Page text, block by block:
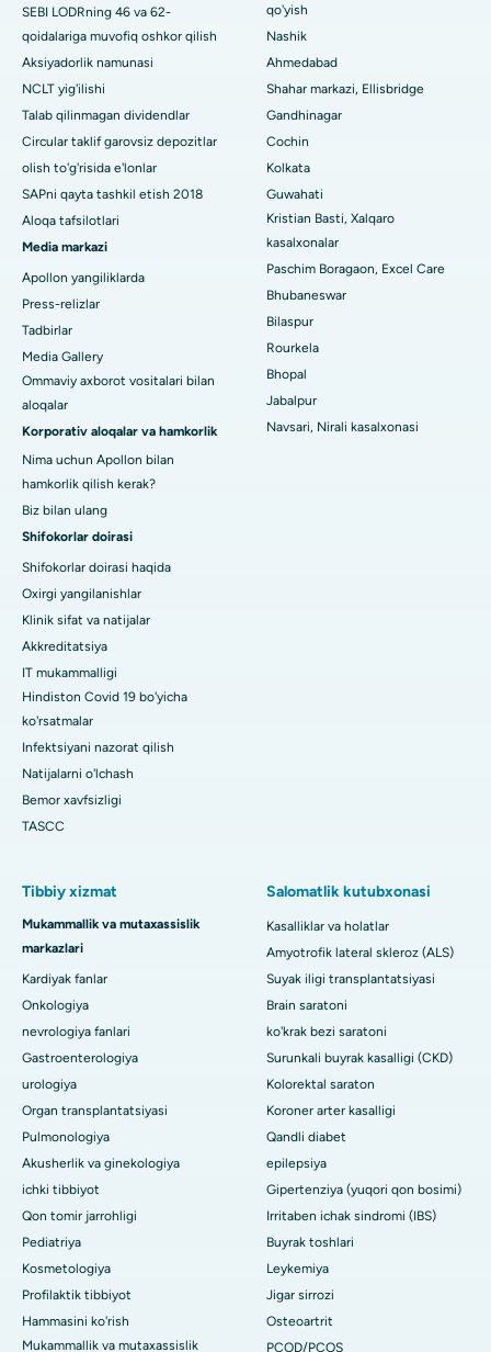
Seshadripuramdagi eng yaxshi kasalxona, Bangalor
Waltair Main Road, Visakhapatnamdagi eng yaxshi shifoxona
Subhash Nagar yo'lidagi eng yaxshi kasalxona, Karimnagar
Managari, Karaikudi shahridagi eng yaxshi shifoxona
Arepally, Warangaldagi eng yaxshi shifoxona
Arera koloniyasidagi eng yaxshi kasalxona, Bhopal
Jayanagar, Bangalordagi eng yaxshi kasalxona
KK Nagar, Madurai shahridagi eng yaxshi shifoxona
Ramji Nagardagi eng yaxshi kasalxona, Nellore
19-sektordagi eng yaxshi shifoxona, Rourkela
Swargate, Pune shahridagi eng yaxshi shifoxona
Janubiy Dehlidagi eng yaxshi ayollar saraton kasalxonasi
SEBI LODRning 46 va 62-
qoidalariga muvofiq oshkor qilish
Aksiyadorlik namunasi
NCLT yig'ilishi
Talab qilinmagan dividendlar
Circular taklif garovsiz depozitlar
olish to'g'risida e'lonlar
SAPni qayta tashkil etish 2018
Aloqa tafsilotlari
Media markazi
Apollon yangiliklarda
Press-relizlar
Tadbirlar
Media Gallery
Ommaviy axborot vositalari bilan
aloqalar
Korporativ aloqalar va hamkorlik
Nima uchun Apollon bilan
hamkorlik qilish kerak?
Biz bilan ulang
Shifokorlar doirasi
Shifokorlar doirasi haqida
Oxirgi yangilanishlar
Klinik sifat va natijalar
Akkreditatsiya
IT mukammalligi
Hindiston Covid 19 bo'yicha
ko'rsatmalar
Infektsiyani nazorat qilish
Natijalarni o'lchash
Bemor xavfsizligi
TASCC
qo'yish
Nashik
Ahmedabad
Shahar markazi, Ellisbridge
Gandhinagar
Cochin
Kolkata
Guwahati
Kristian Basti, Xalqaro
kasalxonalar
Paschim Boragaon, Excel Care
Bhubaneswar
Bilaspur
Rourkela
Bhopal
Jabalpur
Navsari, Nirali kasalxonasi
Tibbiy xizmat
Mukammallik va mutaxassislik
markazlari
Kardiyak fanlar
Onkologiya
nevrologiya fanlari
Gastroenterologiya
urologiya
Organ transplantatsiyasi
Pulmonologiya
Akusherlik va ginekologiya
ichki tibbiyot
Qon tomir jarrohligi
Pediatriya
Kosmetologiya
Profilaktik tibbiyot
Hammasini ko'rish
Mukammallik va mutaxassislik
Salomatlik kutubxonasi
Kasalliklar va holatlar
Amyotrofik lateral skleroz (ALS)
Suyak iligi transplantatsiyasi
Brain saratoni
ko'krak bezi saratoni
Surunkali buyrak kasalligi (CKD)
Kolorektal saraton
Koroner arter kasalligi
Qandli diabet
epilepsiya
Gipertenziya (yuqori qon bosimi)
Irritaben ichak sindromi (IBS)
Buyrak toshlari
Leykemiya
Jigar sirrozi
Osteoartrit
PCOD/PCOS